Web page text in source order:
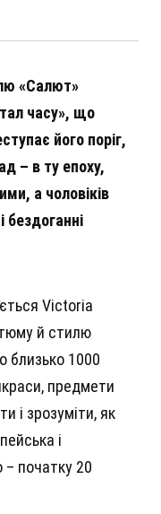
«Салют»
часу», що
його поріг,
– в ту епоху,
а чоловіків
бездоганні
Victoria
й стилю
близько 1000
предмети
і зрозуміти, як
і
– початку 20